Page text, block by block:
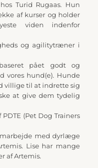
Turid Rugaas. Hun
af kurser og holder
viden indenfor
og agilitytræner i
pået godt og
vores hund(e). Hunde
villige til at indrette sig
at give dem tydelig
(Pet Dog Trainers
med dyrlæge
Lise har mange
af Artemis.